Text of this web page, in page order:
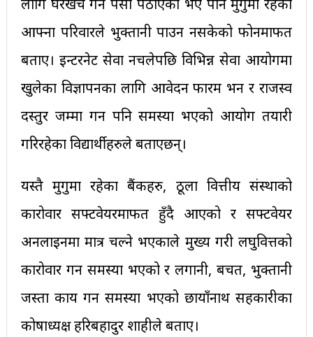
आफ्ना परिवारले भुक्तानी पाउन नसकेको फोनमार्फत
बताए। इन्टरनेट सेवा नचलेपछि विभिन्न सेवा आयोगमा
खुलेका विज्ञापनका लागि आवेदन फारम भर्न र राजस्व
दस्तुर जम्मा गर्न पनि समस्या भएको आयोग तयारी
गरिरहेका विद्यार्थीहरुले बताएछन्।
यस्तै मुगुमा रहेका बैंकहरु, ठूला वित्तीय संस्थाको
कारोवार सफ्टवेयरमार्फत हुँदै आएको र सफ्टवेयर
अनलाइनमा मात्र चल्ने भएकाले मुख्य गरी लघुवित्तको
कारोवार गर्न समस्या भएको र लगानी, बचत, भुक्तानी
जस्ता कार्य गर्न समस्या भएको छायाँनाथ सहकारीका
कोषाध्यक्ष हरिबहादुर शाहीले बताए।